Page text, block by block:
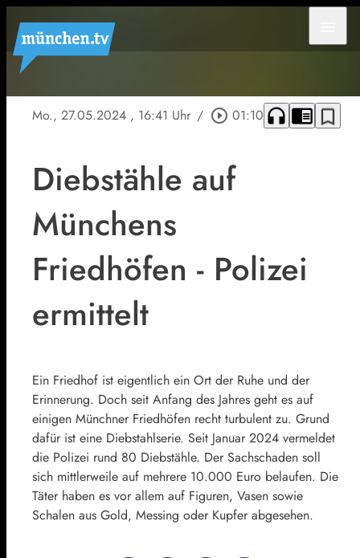
Mo., 27.05.2024 , 16:41 Uhr / play_circle_outline 01:10 headphones chrome_reader_mode bookmark_border
Diebstähle auf
Münchens
Friedhöfen - Polizei
ermittelt
Ein Friedhof ist eigentlich ein Ort der Ruhe und der
Erinnerung. Doch seit Anfang des Jahres geht es auf
einigen Münchner Friedhöfen recht turbulent zu. Grund
dafür ist eine Diebstahlserie. Seit Januar 2024 vermeldet
die Polizei rund 80 Diebstähle. Der Sachschaden soll
sich mittlerweile auf mehrere 10.000 Euro belaufen. Die
Täter haben es vor allem auf Figuren, Vasen sowie
Schalen aus Gold, Messing oder Kupfer abgesehen.